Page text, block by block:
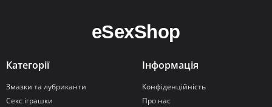
Категорії
Змазки та лубриканти
Секс іграшки
Інформація
Конфіденційність
Про нас